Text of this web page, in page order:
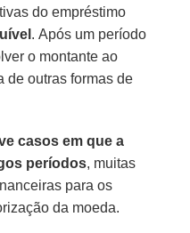
do empréstimo
. Após um período
o montante ao
de outras formas de
casos em que a
períodos, muitas
para os
da moeda.